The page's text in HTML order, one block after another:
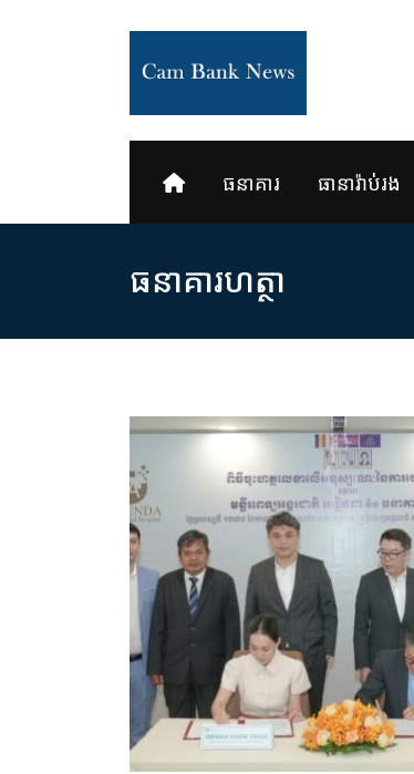
ធនាគារ ធានារ៉ាប់រង
ធនាគារ​ហត្ថា​